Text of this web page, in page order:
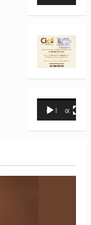
Reproductor
00:00 00:31